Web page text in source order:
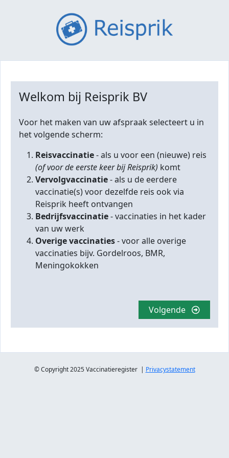
Welkom bij Reisprik BV
Voor het maken van uw afspraak selecteert u in
het volgende scherm:
Reisvaccinatie- als u voor een (nieuwe) reis
(of voor de eerste keer bij Reisprik) komt
Vervolgvaccinatie- als u de eerdere
vaccinatie(s) voor dezelfde reis ook via
Reisprik heeft ontvangen
Bedrijfsvaccinatie- vaccinaties in het kader
van uw werk
Overige vaccinaties- voor alle overige
vaccinaties bijv. Gordelroos, BMR,
Meningokokken
Volgende
© Copyright 2025 Vaccinatieregister | Privacystatement